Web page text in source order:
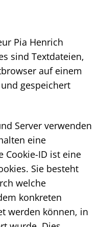
Pia Henrich
sind Textdateien,
auf einem
gespeichert
Server verwenden
eine
Cookie-ID ist eine
Sie besteht
welche
konkreten
werden können, in